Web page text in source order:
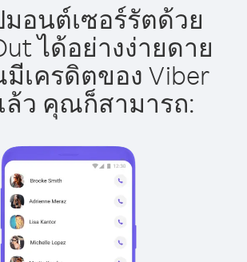
อนต์เซอร์รัตด้วย
ได้อย่างง่ายดาย
เครดิตของ Viber
ล้ว คุณก็สามารถ: